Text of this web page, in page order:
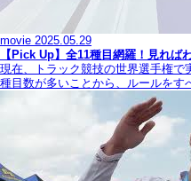
movie 2025.05.29
【Pick Up】全11種目網羅！見れば
現在、トラック競技の世界選手権で
種目数が多いことから、ルールをす